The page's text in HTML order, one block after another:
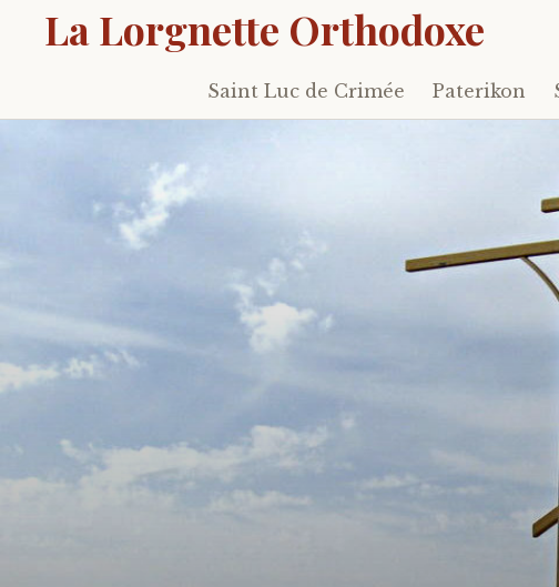
La Lorgnette Orthodoxe
Skip
to
Saint Luc de Crimée Paterikon